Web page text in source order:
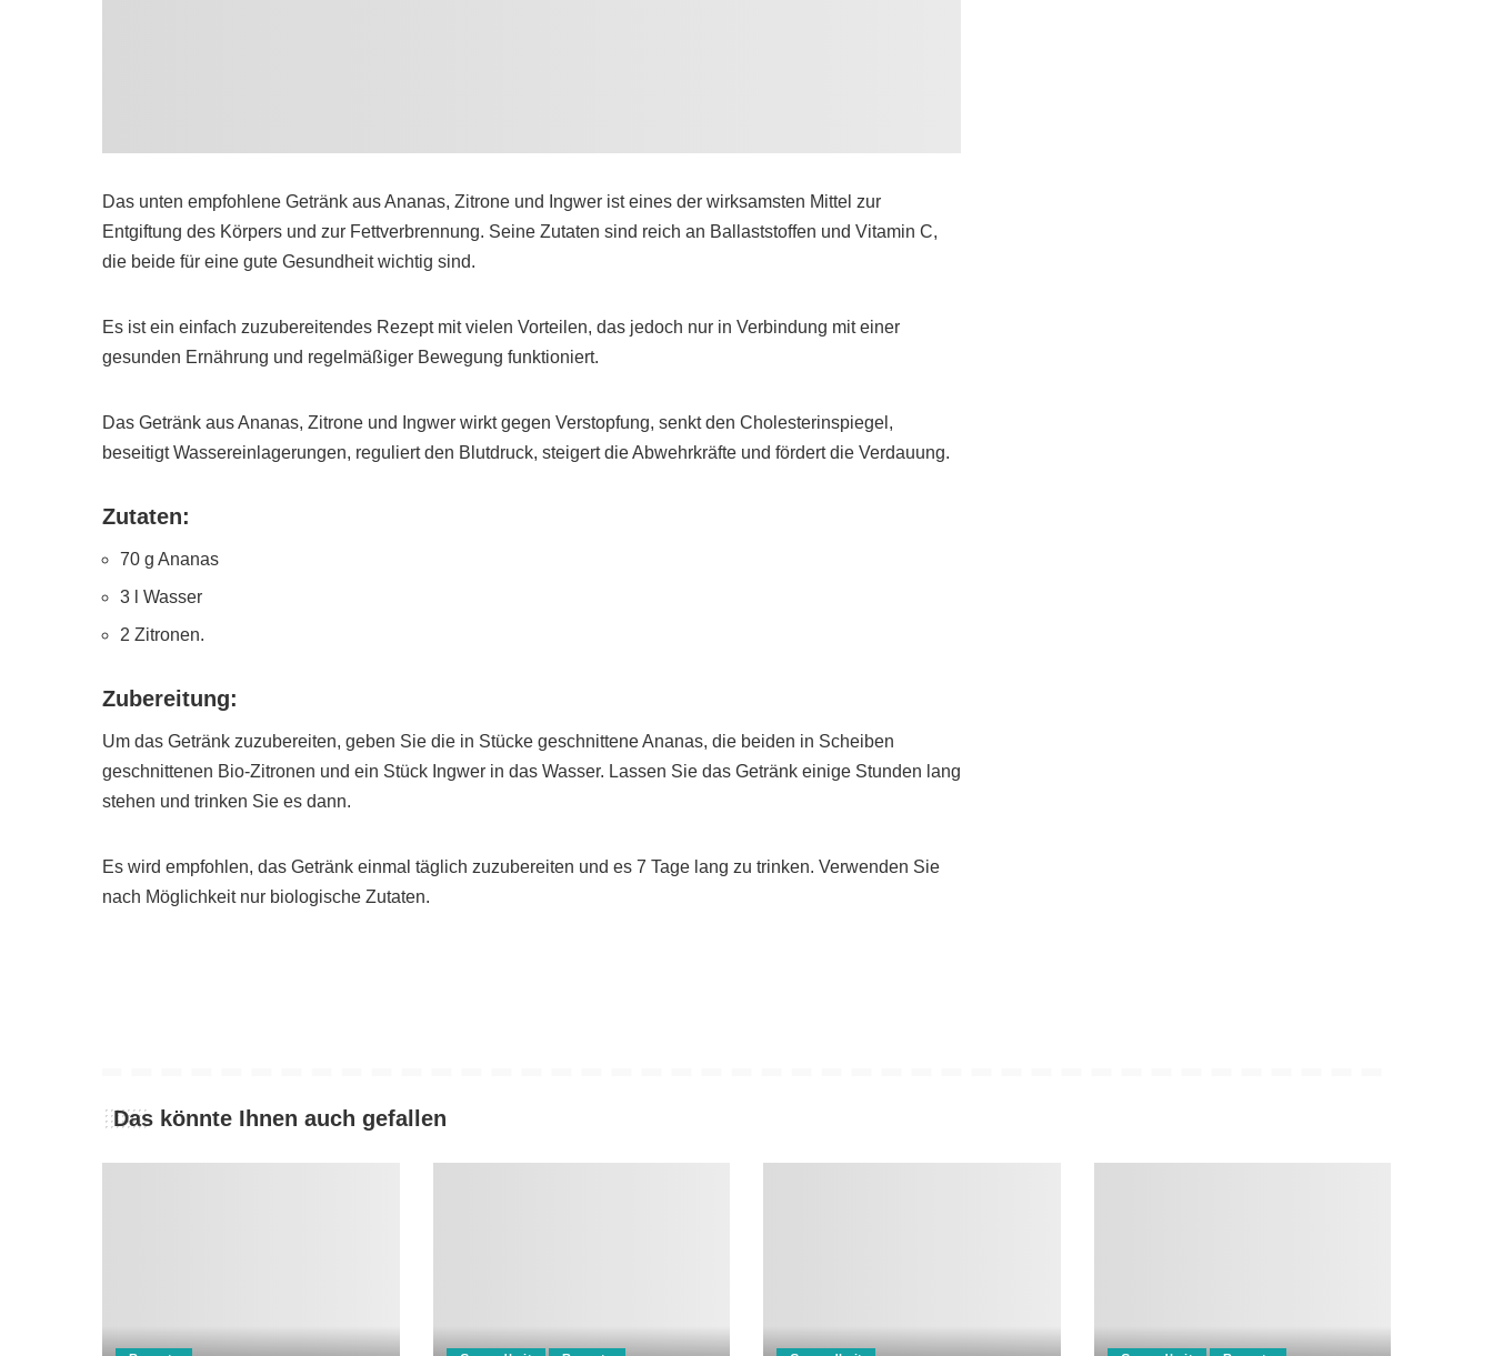
Das unten empfohlene Getränk aus Ananas, Zitrone und Ingwer ist eines der wirksamsten Mittel zur
Entgiftung des Körpers und zur Fettverbrennung. Seine Zutaten sind reich an Ballaststoffen und Vitamin C,
die beide für eine gute Gesundheit wichtig sind.
Es ist ein einfach zuzubereitendes Rezept mit vielen Vorteilen, das jedoch nur in Verbindung mit einer
gesunden Ernährung und regelmäßiger Bewegung funktioniert.
Das Getränk aus Ananas, Zitrone und Ingwer wirkt gegen Verstopfung, senkt den Cholesterinspiegel,
beseitigt Wassereinlagerungen, reguliert den Blutdruck, steigert die Abwehrkräfte und fördert die Verdauung.
Zutaten:
70 g Ananas
3 l Wasser
2 Zitronen.
Zubereitung:
Um das Getränk zuzubereiten, geben Sie die in Stücke geschnittene Ananas, die beiden in Scheiben
geschnittenen Bio-Zitronen und ein Stück Ingwer in das Wasser. Lassen Sie das Getränk einige Stunden lang
stehen und trinken Sie es dann.
Es wird empfohlen, das Getränk einmal täglich zuzubereiten und es 7 Tage lang zu trinken. Verwenden Sie
nach Möglichkeit nur biologische Zutaten.
Das könnte Ihnen auch gefallen